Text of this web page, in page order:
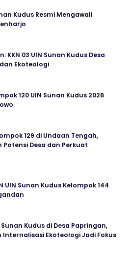
Kudus Resmi Mengawali
KKN 03 UIN Sunan Kudus Desa
Ekoteologi
120 UIN Sunan Kudus 2026
129 di Undaan Tengah,
Desa dan Perkuat
UIN Sunan Kudus Kelompok 144
Kudus di Desa Papringan,
Ekoteologi Jadi Fokus